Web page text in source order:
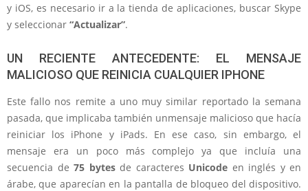
y iOS, es necesario ir a la tienda de aplicaciones, buscar Skype
y seleccionar “Actualizar”.
UN RECIENTE ANTECEDENTE: EL MENSAJE
MALICIOSO QUE REINICIA CUALQUIER IPHONE
Este fallo nos remite a uno muy similar reportado la semana
pasada, que implicaba también unmensaje malicioso que hacía
reiniciar los iPhone y iPads. En ese caso, sin embargo, el
mensaje era un poco más complejo ya que incluía una
secuencia de 75 bytesde caracteres Unicode en inglés y en
árabe, que aparecían en la pantalla de bloqueo del dispositivo.